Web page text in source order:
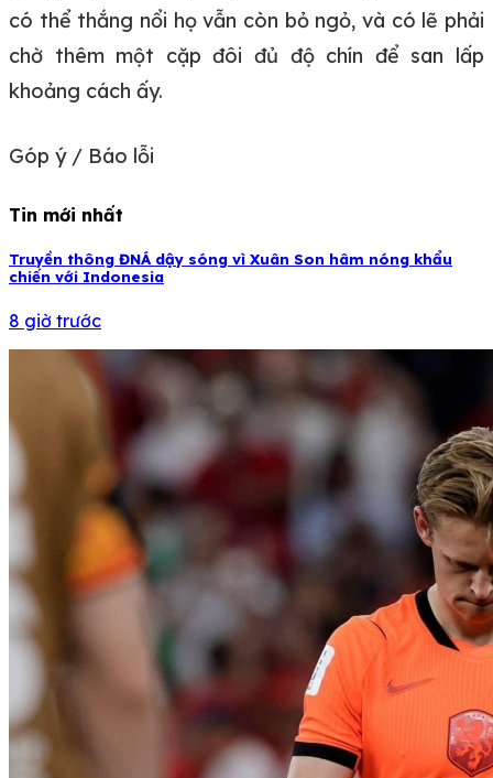
có thể thắng nổi họ vẫn còn bỏ ngỏ, và có lẽ phải
chờ thêm một cặp đôi đủ độ chín để san lấp
khoảng cách ấy.
Góp ý / Báo lỗi
Tin mới nhất
Truyền thông ĐNÁ dậy sóng vì Xuân Son hâm nóng khẩu
chiến với Indonesia
8 giờ trước